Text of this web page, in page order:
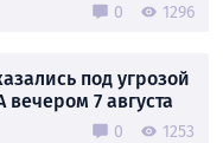
0 1296
под угрозой
7 августа
0 1253